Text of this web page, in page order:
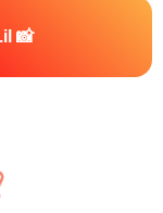
📸 Instagram - travelers.co.il